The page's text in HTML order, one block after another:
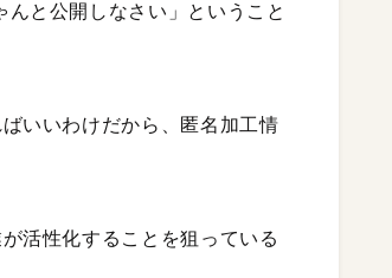
と公開しなさい」ということ
いいわけだから、匿名加工情
活性化することを狙っている